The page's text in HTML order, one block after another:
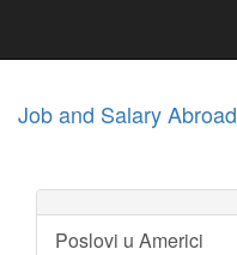
Job and Salary Abroad
Poslovi u Americi